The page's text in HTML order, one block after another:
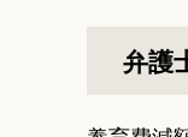
弁護